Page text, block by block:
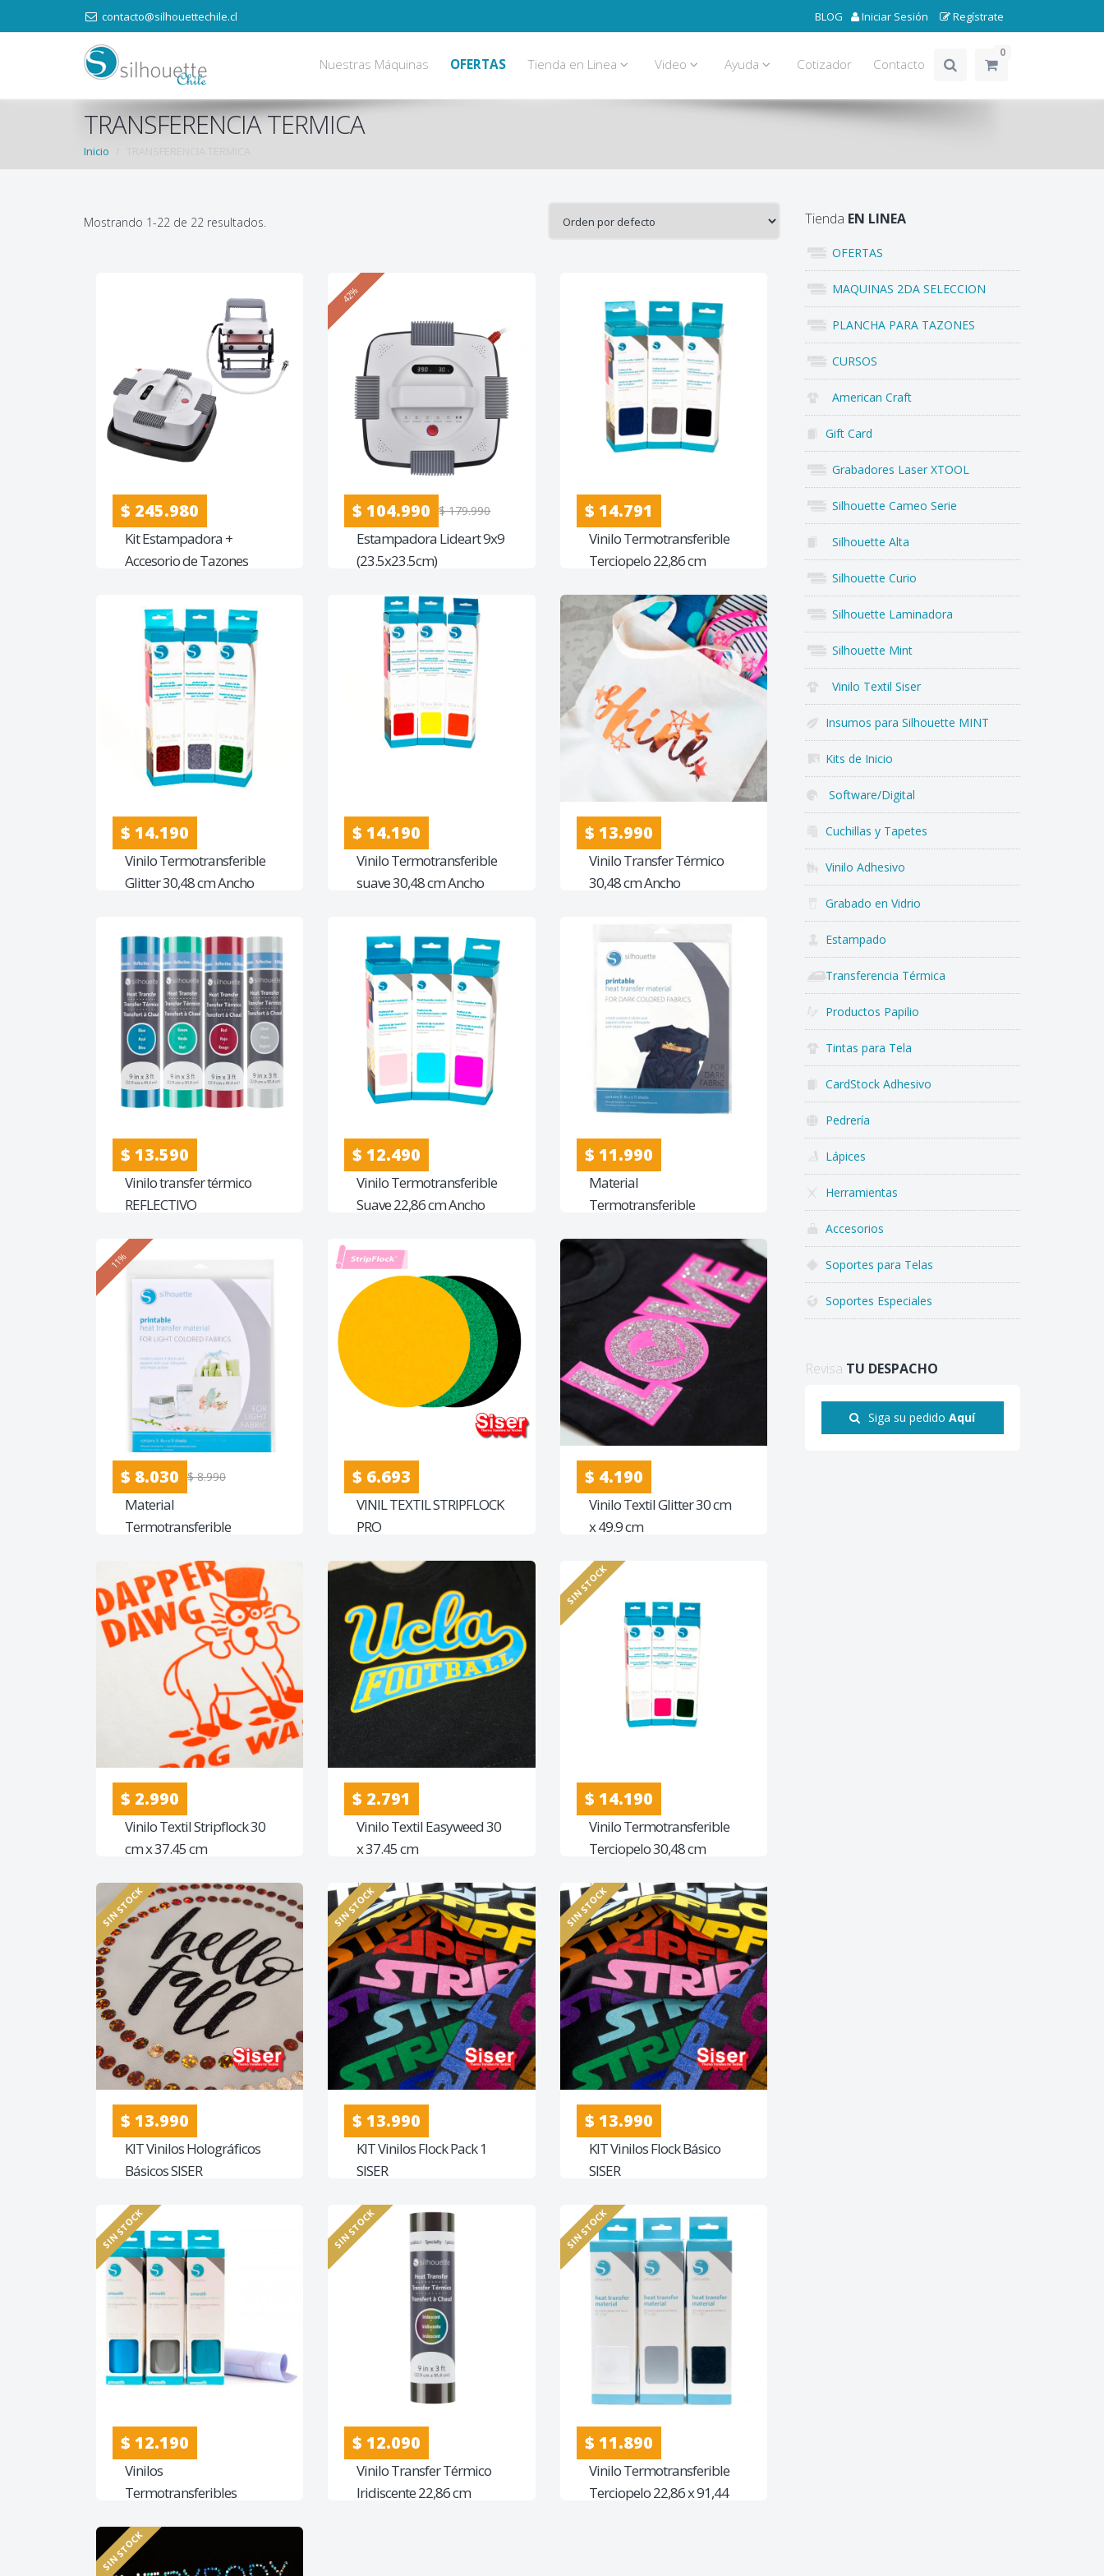
contacto@silhouettechile.cl Iniciar Sesión Regístrate
BLOG
Nuestras Máquinas OFERTAS Tienda en Linea Video Ayuda Cotizador Contacto
0
TRANSFERENCIA TERMICA
Inicio
Mostrando 1-22 de 22 resultados.
$ 245.980
Kit Estampadora +
Accesorio de Tazones
42%
$ 104.990 $ 179.990
Estampadora Lideart 9x9
(23.5x23.5cm)
$ 14.791
Vinilo Termotransferible
Terciopelo 22,86 cm
$ 14.190
Vinilo Termotransferible
Glitter 30,48 cm Ancho
$ 14.190
Vinilo Termotransferible
suave 30,48 cm Ancho
$ 13.990
Vinilo Transfer Térmico
30,48 cm Ancho
$ 13.590
Vinilo transfer térmico
REFLECTIVO
$ 12.490
Vinilo Termotransferible
Suave 22,86 cm Ancho
$ 11.990
Material
Termotransferible
Oscuras
11%
$ 8.030 $ 8.990
Material
Termotransferible
Claras.
$ 6.693
VINIL TEXTIL STRIPFLOCK
PRO
$ 4.190
Vinilo Textil Glitter 30 cm
x 49.9 cm
$ 2.990
Vinilo Textil Stripflock 30
cm x 37.45 cm
$ 2.791
Vinilo Textil Easyweed 30
x 37.45 cm
SIN STOCK
$ 14.190
Vinilo Termotransferible
Terciopelo 30,48 cm
SIN STOCK
$ 13.990
KIT Vinilos Holográficos
Básicos SISER
SIN STOCK
$ 13.990
KIT Vinilos Flock Pack 1
SISER
SIN STOCK
$ 13.990
KIT Vinilos Flock Básico
SISER
SIN STOCK
$ 12.190
Vinilos
Termotransferibles
SIN STOCK
$ 12.090
Vinilo Transfer Térmico
Iridiscente 22,86 cm
SIN STOCK
$ 11.890
Vinilo Termotransferible
Terciopelo 22,86 x 91,44
SIN STOCK
Tienda EN LINEA
OFERTAS
MAQUINAS 2DA SELECCION
PLANCHA PARA TAZONES
CURSOS
American Craft
Gift Card
Grabadores Laser XTOOL
Silhouette Cameo Serie
Silhouette Alta
Silhouette Curio
Silhouette Laminadora
Silhouette Mint
Vinilo Textil Siser
Insumos para Silhouette MINT
Kits de Inicio
Software/Digital
Cuchillas y Tapetes
Vinilo Adhesivo
Grabado en Vidrio
Estampado
Transferencia Térmica
Productos Papilio
Tintas para Tela
CardStock Adhesivo
Pedrería
Lápices
Herramientas
Accesorios
Soportes para Telas
Soportes Especiales
Revisa TU DESPACHO
Siga su pedidoAquí